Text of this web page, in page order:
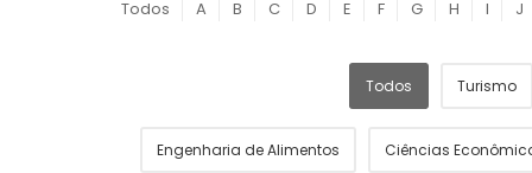
Todos A B C D E F G H I J
Todos Turismo
Engenharia de Alimentos Ciências